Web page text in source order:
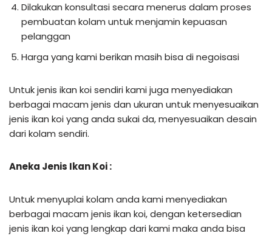
Dilakukan konsultasi secara menerus dalam proses
pembuatan kolam untuk menjamin kepuasan
pelanggan
Harga yang kami berikan masih bisa di negoisasi
Untuk jenis ikan koi sendiri kami juga menyediakan
berbagai macam jenis dan ukuran untuk menyesuaikan
jenis ikan koi yang anda sukai da, menyesuaikan desain
dari kolam sendiri.
Aneka Jenis Ikan Koi :
Untuk menyuplai kolam anda kami menyediakan
berbagai macam jenis ikan koi, dengan ketersedian
jenis ikan koi yang lengkap dari kami maka anda bisa